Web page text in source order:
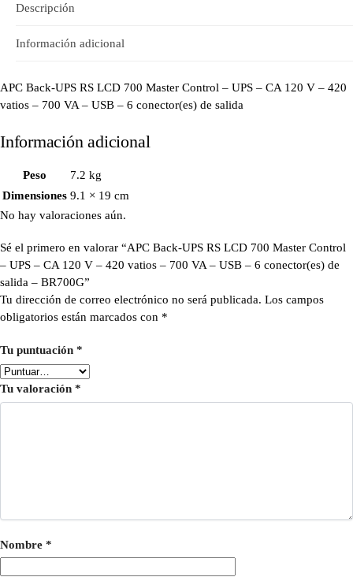
Descripción
Información adicional
APC Back-UPS RS LCD 700 Master Control – UPS – CA 120 V – 420
vatios – 700 VA – USB – 6 conector(es) de salida
Información adicional
Peso
7.2 kg
Dimensiones 9.1 × 19 cm
No hay valoraciones aún.
Sé el primero en valorar “APC Back-UPS RS LCD 700 Master Control
– UPS – CA 120 V – 420 vatios – 700 VA – USB – 6 conector(es) de
salida – BR700G”
Tu dirección de correo electrónico no será publicada. Los campos
obligatorios están marcados con *
Tu puntuación *
Tu valoración *
Nombre *